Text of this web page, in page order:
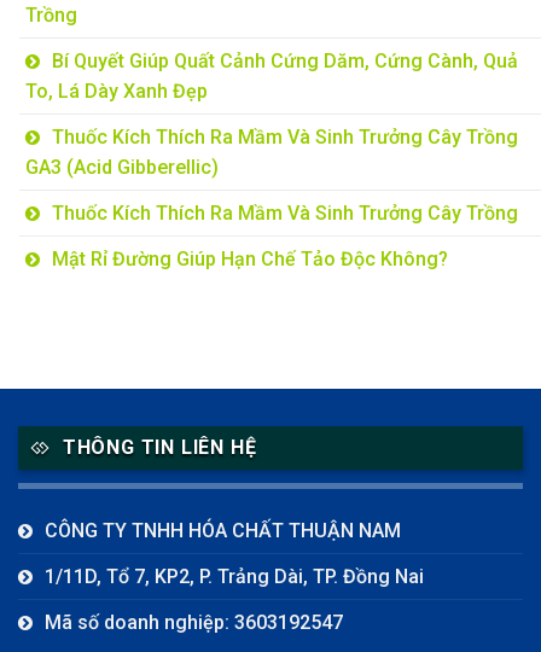
Trồng
Bí Quyết Giúp Quất Cảnh Cứng Dăm, Cứng Cành, Quả
To, Lá Dày Xanh Đẹp
Thuốc Kích Thích Ra Mầm Và Sinh Trưởng Cây Trồng
GA3 (Acid Gibberellic)
Thuốc Kích Thích Ra Mầm Và Sinh Trưởng Cây Trồng
Mật Rỉ Đường Giúp Hạn Chế Tảo Độc Không?
THÔNG TIN LIÊN HỆ
CÔNG TY TNHH HÓA CHẤT THUẬN NAM
1/11D, Tổ 7, KP2, P. Trảng Dài, TP. Đồng Nai
Mã số doanh nghiệp: 3603192547